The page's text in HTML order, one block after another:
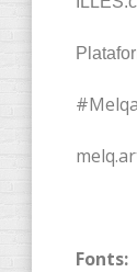
Fonts: